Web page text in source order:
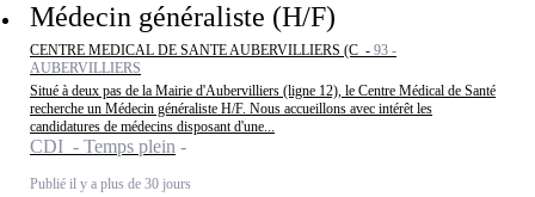
Médecin généraliste (H/F)
CENTRE MEDICAL DE SANTE AUBERVILLIERS (C - 93 -
AUBERVILLIERS
Situé à deux pas de la Mairie d'Aubervilliers (ligne 12), le Centre Médical de Santé
recherche un Médecin généraliste H/F. Nous accueillons avec intérêt les
candidatures de médecins disposant d'une...
CDI - Temps plein
Publié il y a plus de 30 jours